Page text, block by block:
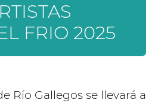
FRIO 2025
Río Gallegos se llevará a